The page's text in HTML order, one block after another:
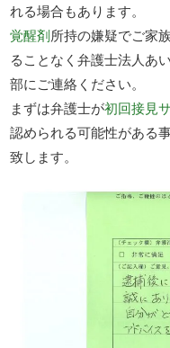
れる場合もあります。
覚醒剤所持の嫌疑でご家
ることなく弁護士法人あ
部にご連絡ください。
まずは弁護士が初回接見
認められる可能性がある
致します。